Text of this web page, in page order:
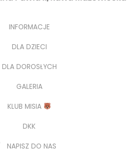
INFORMACJE
DLA DZIECI
DLA DOROSŁYCH
GALERIA
KLUB MISIA
DKK
NAPISZ DO NAS